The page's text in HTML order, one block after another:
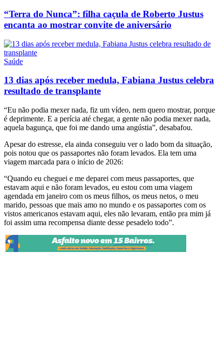
“Terra do Nunca”: filha caçula de Roberto Justus
encanta ao mostrar convite de aniversário
Saúde
13 dias após receber medula, Fabiana Justus celebra
resultado de transplante
“Eu não podia mexer nada, fiz um vídeo, nem quero mostrar, porque
é deprimente. E a perícia até chegar, a gente não podia mexer nada,
aquela bagunça, que foi me dando uma angústia”, desabafou.
Apesar do estresse, ela ainda conseguiu ver o lado bom da situação,
pois notou que os passaportes não foram levados. Ela tem uma
viagem marcada para o início de 2026:
“Quando eu cheguei e me deparei com meus passaportes, que
estavam aqui e não foram levados, eu estou com uma viagem
agendada em janeiro com os meus filhos, os meus netos, o meu
marido, pessoas que mais amo no mundo e os passaportes com os
vistos americanos estavam aqui, eles não levaram, então pra mim já
foi assim uma recompensa diante desse pesadelo todo”.